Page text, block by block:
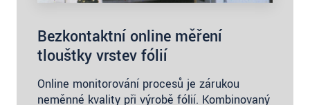
Bezkontaktní online měření
tloušťky vrstev fólií
Online monitorování procesů je zárukou
neměnné kvality při výrobě fólií. Kombinovaný